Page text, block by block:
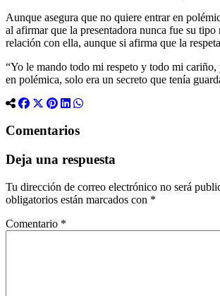
Aunque asegura que no quiere entrar en
al afirmar que la presentadora nunca fue su tipo
relación con ella, aunque si afirma que la
“Yo le mando todo mi respeto y todo mi
en polémica, solo era un secreto que tenía
Comentarios
Deja una respuesta
Tu dirección de correo electrónico no será
obligatorios están marcados con *
Comentario *